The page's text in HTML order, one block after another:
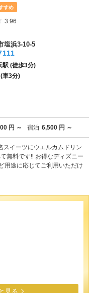
すめ
5つ星のうち3.5
3.96
塩浜3-10-5
駅 (徒歩3分)
(車3分)
円 ～ 宿泊 6,500 円 ～
スイーツにウエルカムドリン
無料です‼ お得なディズニー
用途に応じてご利用いただけ
見る